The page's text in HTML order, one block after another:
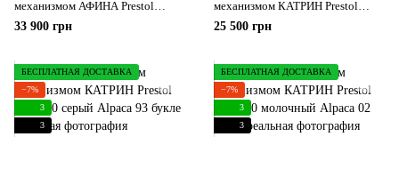
механизмом АФИНА Prestol
180х200 беж букле
33 900 грн
механизмом КАТРИН Prestol
160х200 молочный Alpaca 02
25 500 грн
БЕСПЛАТНАЯ ДОСТАВКА
−7%
3
3
БЕСПЛАТНАЯ ДОСТАВКА
−7%
3
3